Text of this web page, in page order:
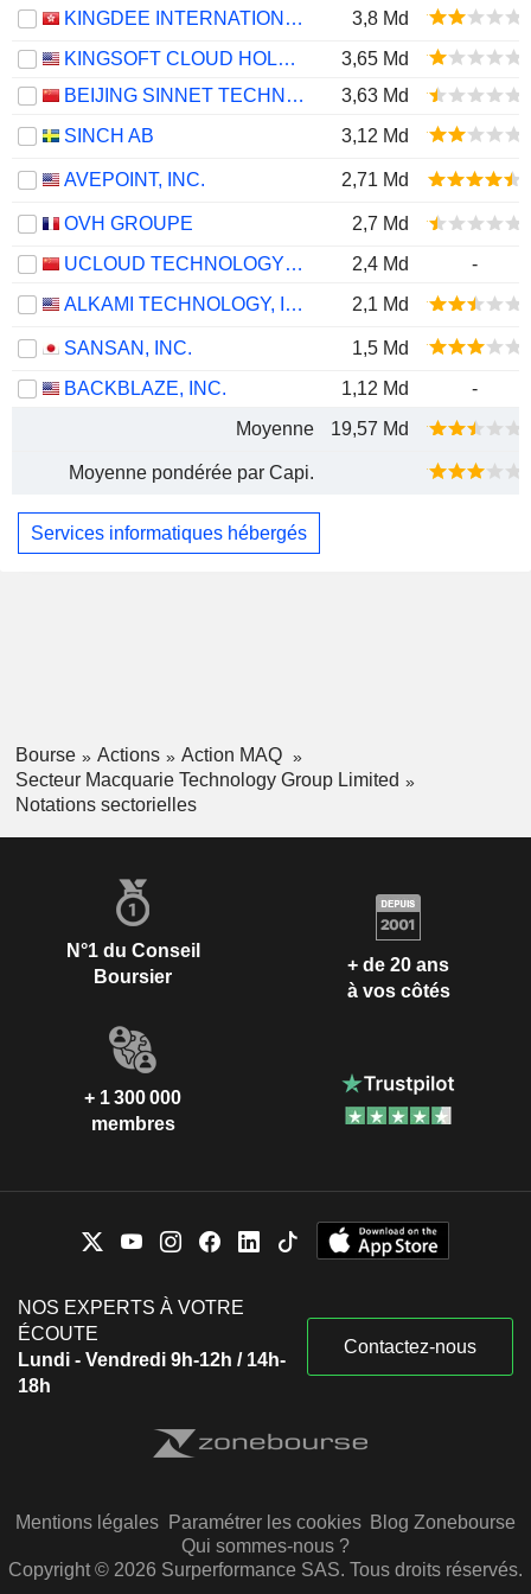
KINGDEE INTERNATIONAL SOFTWARE GROUP COMPANY LIMITED
3,8 Md
KINGSOFT CLOUD HOLDINGS LIMITED
3,65 Md
BEIJING SINNET TECHNOLOGY CO.,LTD
3,63 Md
SINCH AB
3,12 Md
AVEPOINT, INC. 2,71 Md
OVH GROUPE
2,7 Md
UCLOUD TECHNOLOGY CO., LTD.
2,4 Md
-
ALKAMI TECHNOLOGY, INC.
2,1 Md
SANSAN, INC.
1,5 Md
BACKBLAZE, INC.
1,12 Md
-
Moyenne
19,57 Md
Moyenne pondérée par Capi.
Services informatiques hébergés
Bourse Actions
Action MAQ
Secteur Macquarie Technology Group Limited
Notations sectorielles
N°1 du Conseil
Boursier
+ de 20 ans
à vos côtés
+ 1 300 000
membres
NOS EXPERTS À VOTRE
ÉCOUTE
Lundi - Vendredi 9h-12h / 14h-
18h
Contactez-nous
Mentions légales Paramétrer les cookies Blog Zonebourse
Qui sommes-nous ?
Copyright © 2026 Surperformance SAS. Tous droits réservés.